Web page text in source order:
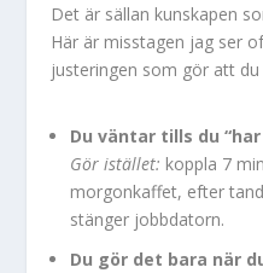
Det är sällan kunskapen
Här är misstagen jag ser
justeringen som gör att
Du väntar tills du
Gör istället: koppla 7
morgonkaffet, efter
stänger jobbdatorn.
Du gör det bara när